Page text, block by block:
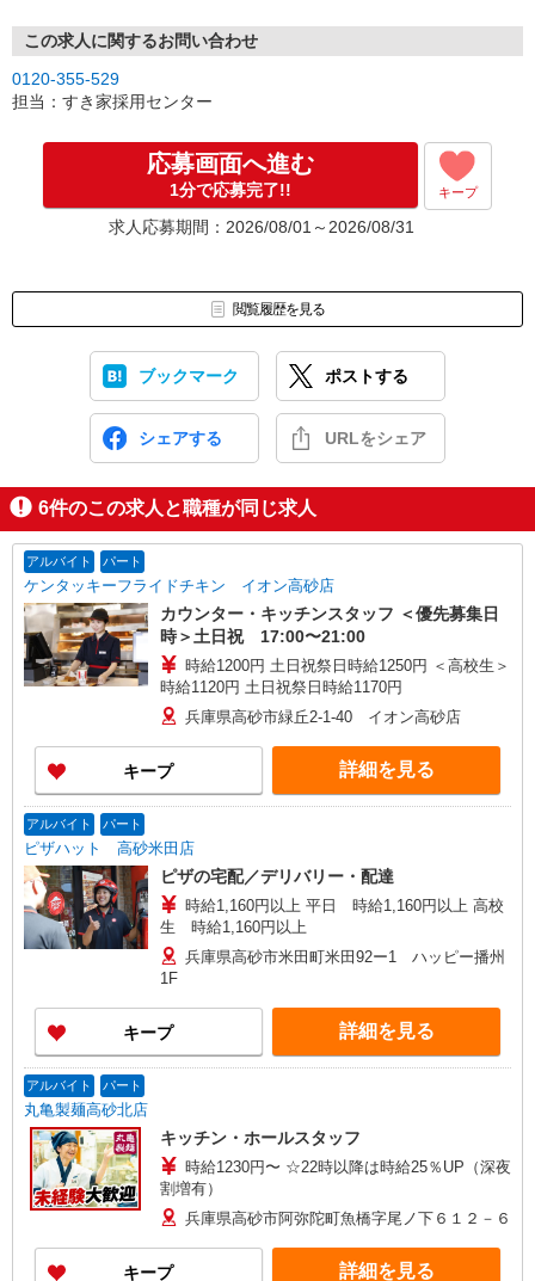
この求人に関するお問い合わせ
0120-355-529
担当：すき家採用センター
応募画面へ進む
1分で応募完了!! キープ
求人応募期間：2026/08/01～2026/08/31
閲覧履歴を見る
ブックマーク ポストする
シェアする URLをシェア
6件のこの求人と職種が同じ求人
アルバイト パート
ケンタッキーフライドチキン イオン高砂店
カウンター・キッチンスタッフ ＜優先募集日
時＞土日祝 17:00〜21:00
時給1200円 土日祝祭日時給1250円 ＜高校生＞
時給1120円 土日祝祭日時給1170円
兵庫県高砂市緑丘2-1-40 イオン高砂店
キープ 詳細を見る
アルバイト パート
ピザハット 高砂米田店
ピザの宅配／デリバリー・配達
時給1,160円以上 平日 時給1,160円以上 高校
生 時給1,160円以上
兵庫県高砂市米田町米田92ー1 ハッピー播州
1F
キープ 詳細を見る
アルバイト パート
丸亀製麺高砂北店
キッチン・ホールスタッフ
時給1230円〜 ☆22時以降は時給25％UP（深夜
割増有）
兵庫県高砂市阿弥陀町魚橋字尾ノ下６１２－６
キープ 詳細を見る